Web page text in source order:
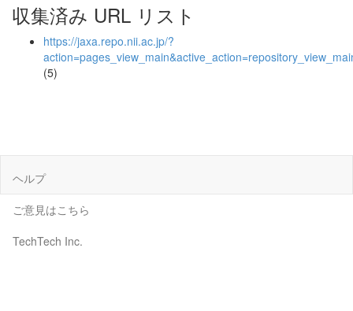
収集済み URL リスト
https://jaxa.repo.nii.ac.jp/?
(5)
ヘルプ
ご意見はこちら
TechTech Inc.